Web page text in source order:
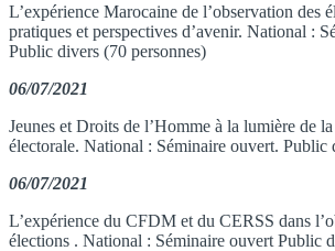
L’expérience Marocaine de l’observation des
pratiques et perspectives d’avenir. National :
Public divers (70 personnes)
06/07/2021
Jeunes et Droits de l’Homme à la lumière de
électorale. National : Séminaire ouvert. Public
06/07/2021
L’expérience du CFDM et du CERSS dans
élections . National : Séminaire ouvert Public